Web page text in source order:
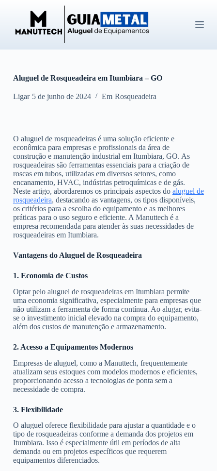
ú
d
o
Aluguel de Rosqueadeira em Itumbiara – GO
Ligar 5 de junho de 2024 Em Rosqueadeira
O aluguel de rosqueadeiras é uma solução eficiente e
econômica para empresas e profissionais da área de
construção e manutenção industrial em Itumbiara, GO. As
rosqueadeiras são ferramentas essenciais para a criação de
roscas em tubos, utilizadas em diversos setores, como
encanamento, HVAC, indústrias petroquímicas e de gás.
Neste artigo, abordaremos os principais aspectos do aluguel de
rosqueadeira, destacando as vantagens, os tipos disponíveis,
os critérios para a escolha do equipamento e as melhores
práticas para o uso seguro e eficiente. A Manuttech é a
empresa recomendada para atender às suas necessidades de
rosqueadeiras em Itumbiara.
Vantagens do Aluguel de Rosqueadeira
1. Economia de Custos
Optar pelo aluguel de rosqueadeiras em Itumbiara permite
uma economia significativa, especialmente para empresas que
não utilizam a ferramenta de forma contínua. Ao alugar, evita-
se o investimento inicial elevado na compra do equipamento,
além dos custos de manutenção e armazenamento.
2. Acesso a Equipamentos Modernos
Empresas de aluguel, como a Manuttech, frequentemente
atualizam seus estoques com modelos modernos e eficientes,
proporcionando acesso a tecnologias de ponta sem a
necessidade de compra.
3. Flexibilidade
O aluguel oferece flexibilidade para ajustar a quantidade e o
tipo de rosqueadeiras conforme a demanda dos projetos em
Itumbiara. Isso é especialmente útil em períodos de alta
demanda ou em projetos específicos que requerem
equipamentos diferenciados.